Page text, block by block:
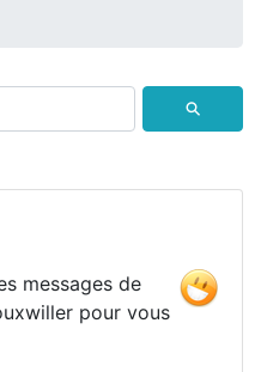
⚲
messages de
pour vous